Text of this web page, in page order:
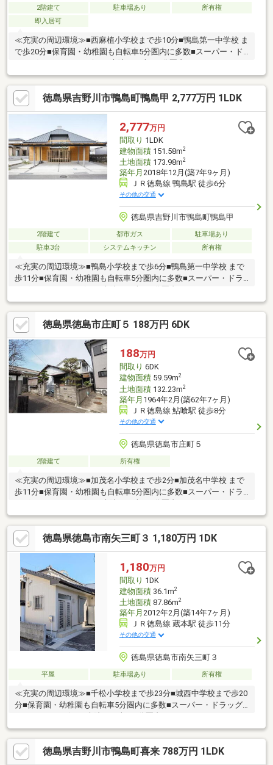
2階建て 駐車場あり
所有権
即入居可
≪充実の周辺環境≫■西麻植小学校まで歩10分■鴨島第一中学校 ま
で歩20分■保育園・幼稚園も自転車5分圏内に多数■スーパー・ド
徳島県吉野川市鴨島町鴨島甲 2,777万円 1LDK
2,777万円
間取り 1LDK
建物面積151.58m2
土地面積173.98m2
築年月 2018年12月(築7年9ヶ月)
ＪＲ徳島線 鴨島駅 徒歩6分
その他の交通
徳島県吉野川市鴨島町鴨島甲
2階建て 都市ガス
駐車場あり
駐車3台
システムキッチン 所有権
≪充実の周辺環境≫■鴨島小学校まで歩6分■鴨島第一中学校 まで
歩11分■保育園・幼稚園も自転車5分圏内に多数■スーパー・ドラ
徳島県徳島市庄町５ 188万円 6DK
188万円
間取り 6DK
建物面積59.59m2
土地面積132.23m2
築年月 1964年2月(築62年7ヶ月)
ＪＲ徳島線 鮎喰駅 徒歩8分
その他の交通
徳島県徳島市庄町５
2階建て 所有権
≪充実の周辺環境≫■加茂名小学校まで歩2分■加茂名中学校 まで
歩11分■保育園・幼稚園も自転車5分圏内に多数■スーパー・ドラ
徳島県徳島市南矢三町３ 1,180万円 1DK
1,180万円
間取り 1DK
建物面積36.1m2
土地面積87.86m2
築年月 2012年2月(築14年7ヶ月)
ＪＲ徳島線 蔵本駅 徒歩11分
その他の交通
徳島県徳島市南矢三町３
平屋 駐車場あり 所有権
≪充実の周辺環境≫■千松小学校まで歩23分■城西中学校まで歩20
分■保育園・幼稚園も自転車5分圏内に多数■スーパー・ドラッグ
徳島県吉野川市鴨島町喜来 788万円 1LDK